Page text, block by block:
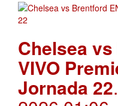
Chelsea
VIVO
Jornada 22